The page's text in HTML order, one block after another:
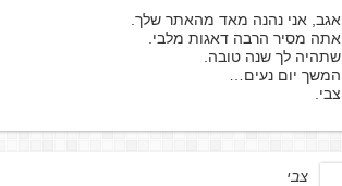
אגב, אני נהנה מאד מהאתר שלך.
אתה מסיר הרבה דאגות מלבי.
שתהיה לך שנה טובה.
המשך יום נעים…
צבי.
צבי